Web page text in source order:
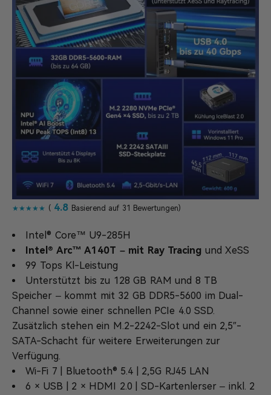
★★★★★ (4.8 Basierend auf 31 Bewertungen)
Intel® Core™ U9-285H
Intel® Arc™ A140T – mit Ray Tracing und XeSS
99 Tops Kl-Leistung
Unterstützt bis zu 128 GB RAM und 8 TB
Speicher – kommt mit 32 GB DDR5-5600 im Dual-
Channel sowie einer schnellen PCIe 4.0 SSD.
Zusätzlich stehen ein M.2-2242-Slot und ein 2,5″-
SATA-Schacht für weitere Erweiterungen zur
Verfügung.
Wi-Fi 7 | Bluetooth® 5.4 | 2,5G RJ45 LAN
6 × USB | 2 × HDMI 2.0 | SD-Kartenlerser – inkl. 2